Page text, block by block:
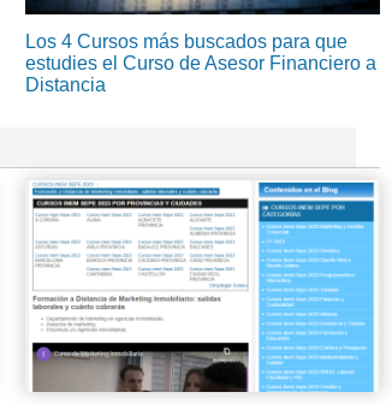
Los 4 Cursos más buscados para que
estudies el Curso de Asesor Financiero a
Distancia